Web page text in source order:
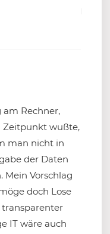
am Rechner,
Zeitpunkt wußte,
man nicht in
der Daten
Mein Vorschlag
doch Lose
transparenter
IT wäre auch